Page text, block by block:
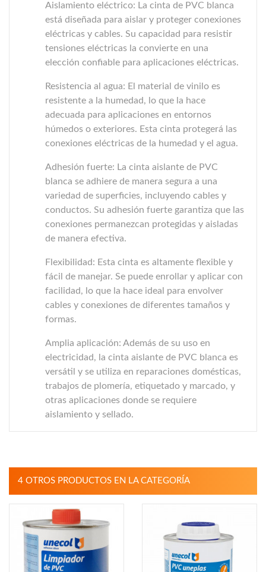
Aislamiento eléctrico: La cinta de PVC blanca
está diseñada para aislar y proteger conexiones
eléctricas y cables. Su capacidad para resistir
tensiones eléctricas la convierte en una
elección confiable para aplicaciones eléctricas.
Resistencia al agua: El material de vinilo es
resistente a la humedad, lo que la hace
adecuada para aplicaciones en entornos
húmedos o exteriores. Esta cinta protegerá las
conexiones eléctricas de la humedad y el agua.
Adhesión fuerte: La cinta aislante de PVC
blanca se adhiere de manera segura a una
variedad de superficies, incluyendo cables y
conductos. Su adhesión fuerte garantiza que las
conexiones permanezcan protegidas y aisladas
de manera efectiva.
Flexibilidad: Esta cinta es altamente flexible y
fácil de manejar. Se puede enrollar y aplicar con
facilidad, lo que la hace ideal para envolver
cables y conexiones de diferentes tamaños y
formas.
Amplia aplicación: Además de su uso en
electricidad, la cinta aislante de PVC blanca es
versátil y se utiliza en reparaciones domésticas,
trabajos de plomería, etiquetado y marcado, y
otras aplicaciones donde se requiere
aislamiento y sellado.
4 OTROS PRODUCTOS EN LA CATEGORÍA